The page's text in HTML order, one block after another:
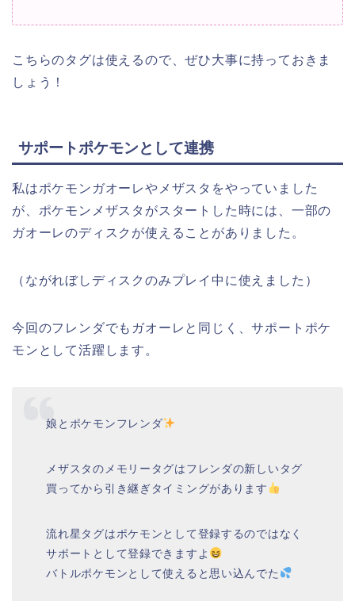
こちらのタグは使えるので、ぜひ大事に持っておきま
しょう！
サポートポケモンとして連携
私はポケモンガオーレやメザスタをやっていました
が、ポケモンメザスタがスタートした時には、一部の
ガオーレのディスクが使えることがありました。
（ながれぼしディスクのみプレイ中に使えました）
今回のフレンダでもガオーレと同じく、サポートポケ
モンとして活躍します。
娘とポケモンフレンダ
メザスタのメモリータグはフレンダの新しいタグ
買ってから引き継ぎタイミングがあります
流れ星タグはポケモンとして登録するのではなく
サポートとして登録できますよ
バトルポケモンとして使えると思い込んでた